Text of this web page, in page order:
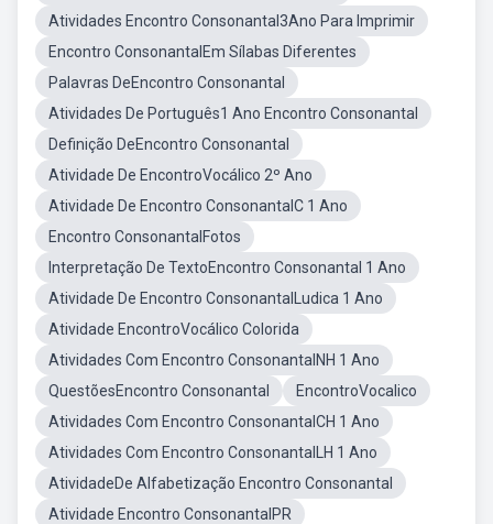
Atividades Encontro Consonantal3Ano Para Imprimir
Encontro ConsonantalEm Sílabas Diferentes
Palavras DeEncontro Consonantal
Atividades De Português1 Ano Encontro Consonantal
Definição DeEncontro Consonantal
Atividade De EncontroVocálico 2º Ano
Atividade De Encontro ConsonantalC 1 Ano
Encontro ConsonantalFotos
Interpretação De TextoEncontro Consonantal 1 Ano
Atividade De Encontro ConsonantalLudica 1 Ano
Atividade EncontroVocálico Colorida
Atividades Com Encontro ConsonantalNH 1 Ano
QuestõesEncontro Consonantal
EncontroVocalico
Atividades Com Encontro ConsonantalCH 1 Ano
Atividades Com Encontro ConsonantalLH 1 Ano
AtividadeDe Alfabetização Encontro Consonantal
Atividade Encontro ConsonantalPR